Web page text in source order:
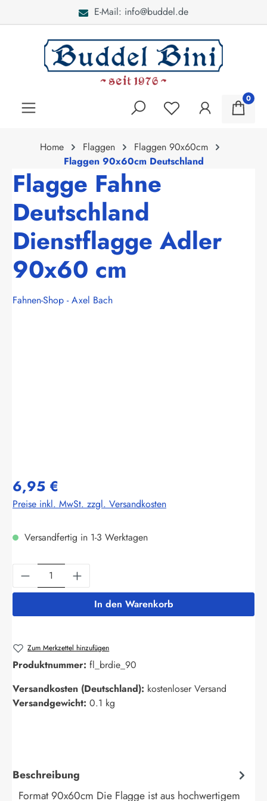
E-Mail: info@buddel.de
0
Home Flaggen
Flaggen 90x60cm
Flaggen 90x60cm Deutschland
Flagge Fahne
Deutschland
Dienstflagge Adler
90x60 cm
Fahnen-Shop - Axel Bach
6,95 €
Preise inkl. MwSt. zzgl. Versandkosten
Versandfertig in 1-3 Werktagen
Produkt Anzahl: Gib den gewünschten
In den Warenkorb
Zum Merkzettel hinzufügen
Produktnummer: fl_brdie_90
Versandkosten (Deutschland): kostenloser Versand
Versandgewicht: 0.1 kg
Beschreibung
Format 90x60cm Die Flagge ist aus hochwertigem